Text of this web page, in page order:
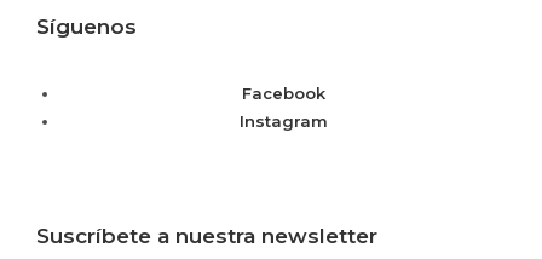
Síguenos
Facebook
Instagram
Suscríbete a nuestra newsletter